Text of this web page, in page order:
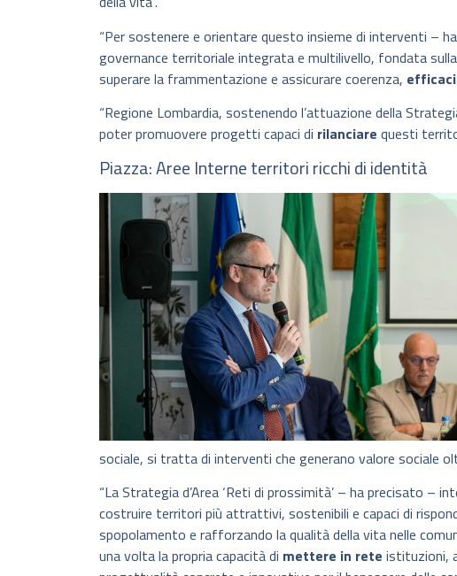
“Per sostenere e orientare questo insieme di interventi –
governance territoriale integrata e multilivello, fondata
superare la frammentazione e assicurare coerenza,
“Regione Lombardia, sostenendo l’attuazione della
poter promuovere progetti capaci di rilanciare questi
Piazza: Aree Interne territori ricchi di identità
sociale, si tratta di interventi che generano valore sociale
“La Strategia d’Area ‘Reti di prossimità’ – ha precisato –
costruire territori più attrattivi, sostenibili e capaci di
spopolamento e rafforzando la qualità della vita nelle
una volta la propria capacità di mettere in rete istituzioni,